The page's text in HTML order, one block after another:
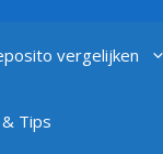
vergelijken
Tips